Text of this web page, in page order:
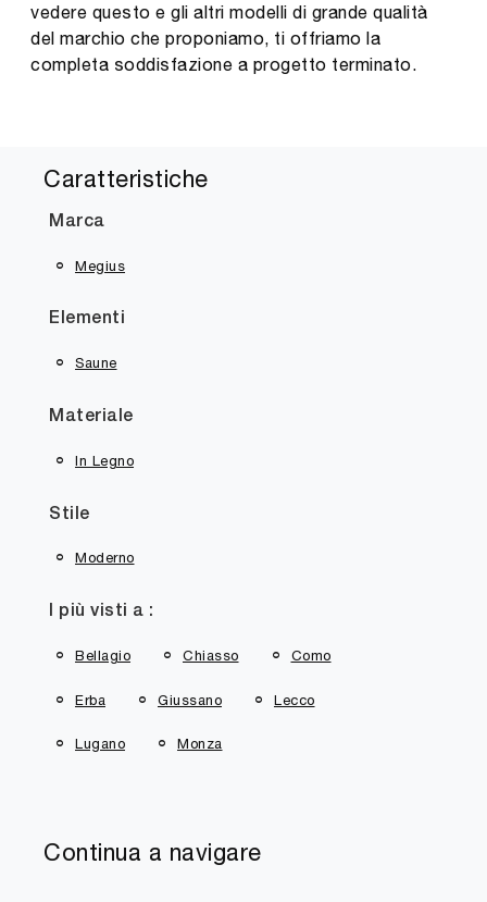
vedere questo e gli altri modelli di grande qualità
del marchio che proponiamo, ti offriamo la
completa soddisfazione a progetto terminato.
Caratteristiche
Marca
Megius
Elementi
Saune
Materiale
In Legno
Stile
Moderno
I più visti a :
Bellagio Chiasso Como
Erba Giussano Lecco
Lugano Monza
Continua a navigare